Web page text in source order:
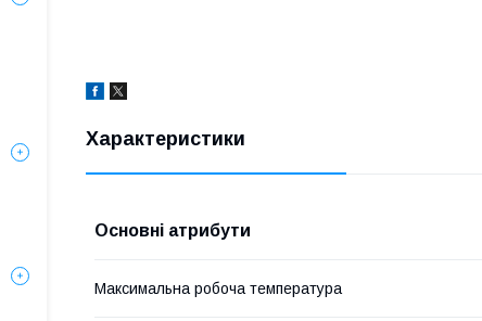
Характеристики
Основні атрибути
Максимальна робоча температура